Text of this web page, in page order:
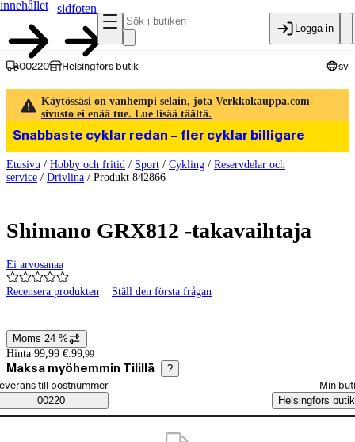
innehållet
sidfoten
Logga in
00220 Helsingfors butik sv
Käytössäsi on vanhempi selain, jota Verkkokauppa.com-
sivusto ei enää tue. Lue lisää täältä.
Snabbaste cyklar redan – fler cyklar billigare
Etusivu / Hobby och fritid / Sport / Cykling / Reservdelar och
service / Drivlina / Produkt 842866
Shimano GRX812 -takavaihtaja
Ei arvosanaa
Recensera produkten Ställ den första frågan
Prisinformation
Moms 24 %
Hinta 99,99 €. 99,99
Maksa myöhemmin Tilillä ?
Saatavuustiedot
beställningssätt
till postnummer
00220
Min
Helsingfors butik